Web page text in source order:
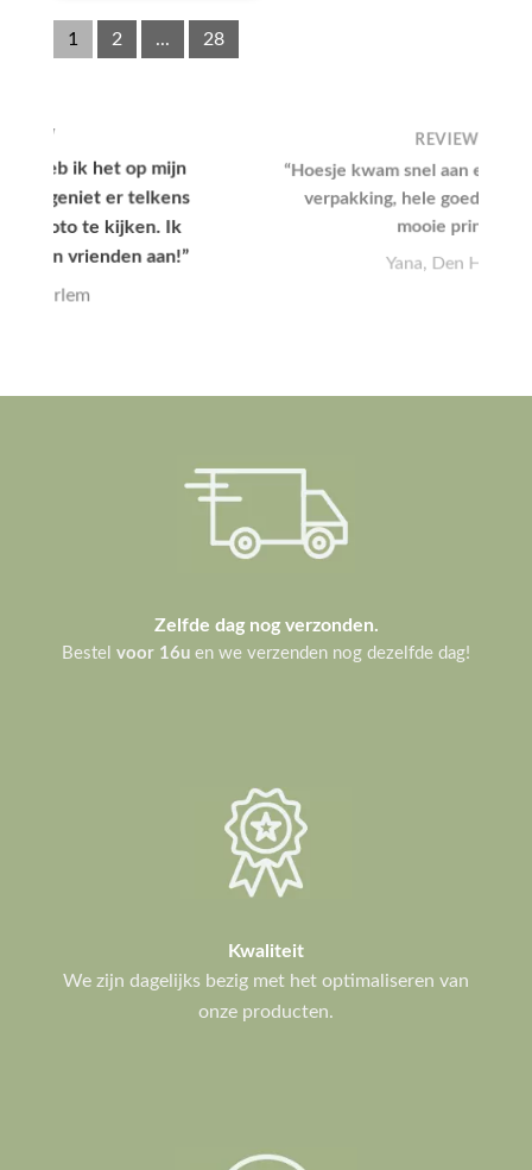
1 2 ... 28
“Hoesje kwam snel aan en had een leuke
verpakking, hele goede kwaliteit en
Zelfde dag nog verzonden.
Bestel voor 16u en we verzenden nog dezelfde dag!
Kwaliteit
We zijn dagelijks bezig met het optimaliseren van
onze producten.